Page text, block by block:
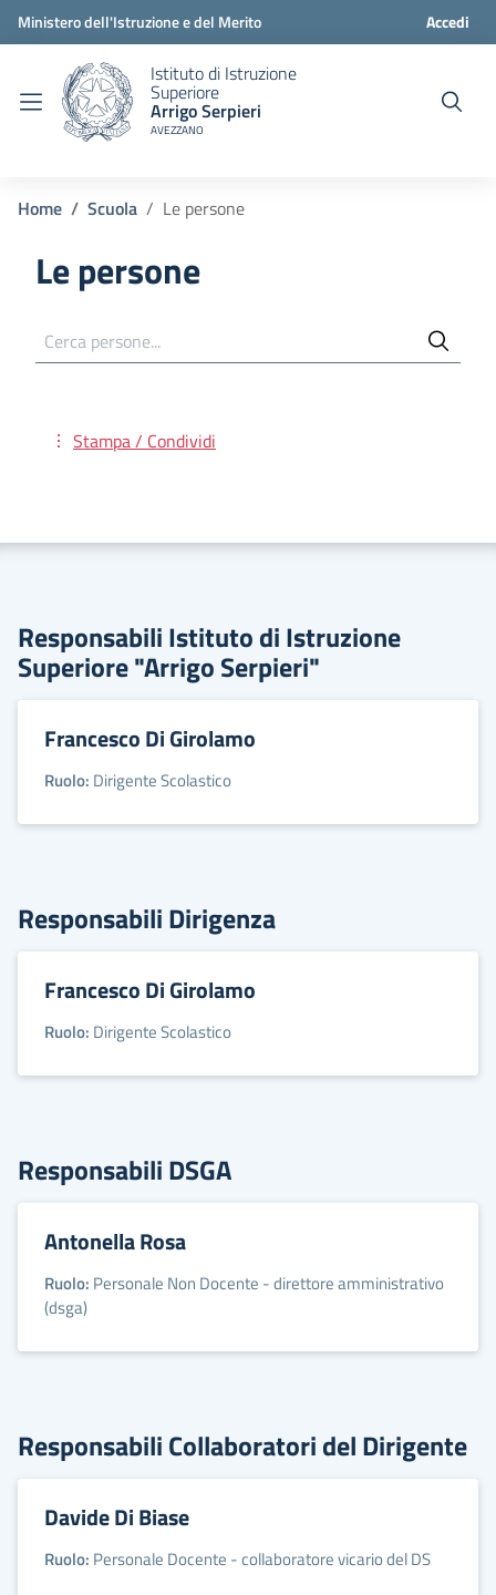
Ministero dell'Istruzione e del Merito Accedi
Istituto di Istruzione
Superiore
Arrigo Serpieri
AVEZZANO
Home Scuola Le persone
Le persone
Cerca persone...
Stampa / Condividi
Responsabili Istituto di Istruzione
Superiore "Arrigo Serpieri"
Francesco Di Girolamo
Ruolo: Dirigente Scolastico
Responsabili Dirigenza
Francesco Di Girolamo
Ruolo: Dirigente Scolastico
Responsabili DSGA
Antonella Rosa
Ruolo: Personale Non Docente - direttore amministrativo
(dsga)
Responsabili Collaboratori del Dirigente
Davide Di Biase
Ruolo: Personale Docente - collaboratore vicario del DS